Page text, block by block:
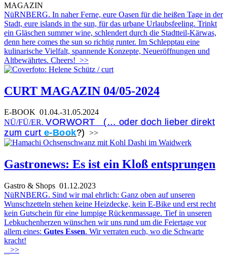
MAGAZIN
NüRNBERG. In naher Ferne, eure Oasen für die heißen Tage in der
Stadt, eure islands in the sun, für das urbane Urlaubsfeeling. Trinkt
ein Gläschen summer wine, schlendert durch die Stadtteil-Kärwas,
denn here comes the sun so richtig runter. Im Schlepptau eine
kulinarische Vielfalt, spannende Konzepte, Neueröffnungen und
Altbewährtes. Cheers! >>
CURT MAGAZIN 04/05-2024
E-BOOK 01.04.-31.05.2024
NÜ/FÜ/ER. VORWORT (… oder doch lieber direkt
zum curt e-Book?) >>
Gastronews: Es ist ein Kloß entsprungen
Gastro & Shops 01.12.2023
NüRNBERG. Sind wir mal ehrlich: Ganz oben auf unseren
Wunschzetteln stehen keine Heizdecke, kein E-Bike und erst recht
kein Gutschein für eine lumpige Rückenmassage. Tief in unseren
Lebkuchenherzen wünschen wir uns rund um die Feiertage vor
allem eines: Gutes Essen. Wir verraten euch, wo die Schwarte
kracht!
>>